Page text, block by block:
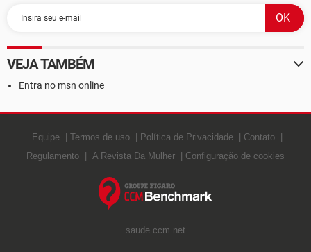
VEJA TAMBÉM
Entra no msn online
Equipe Termos de uso Política de Privacidade
Contato
Regulamento
A Revista Da Mulher Configuração de cookies
saude.ccm.net